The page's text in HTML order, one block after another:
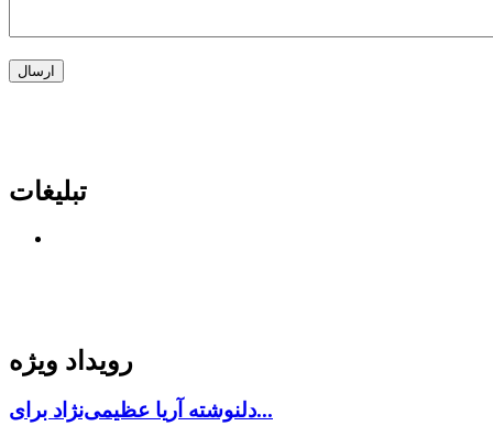
تبلیغات
رویداد ویژه
دلنوشته آریا عظیمی‌نژاد برای...